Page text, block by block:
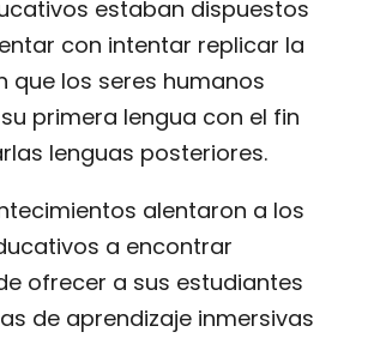
estaban dispuestos
con intentar replicar la
que los seres humanos
primera lengua con el fin
lenguas posteriores.
alentaron a los
a encontrar
ofrecer a sus estudiantes
de aprendizaje inmersivas